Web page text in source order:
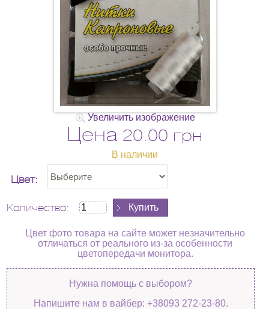
Увеличить изображение
Цена 20.00 грн
В наличии
Цвет:
Количество:
Цвет фото товара на сайте может незначительно
отличаться от реального из-за особенности
цветопередачи монитора.
Нужна помощь с выбором?
Напишите нам в вайбер: +38093 272-23-80.